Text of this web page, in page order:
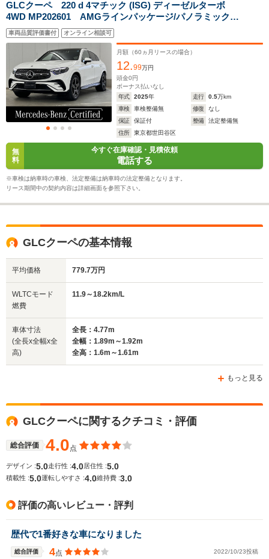
駆動方式 4WD 4WD
GLCクーペ 220 d 4マチック (ISG) ディーゼルターボ
4WD MP202601 AMGラインパッケージ/パノラミックス
ライディングルーフ/360度カメラ/運転席・助手席シート
ヒーター/アンビエントライト64色/MBUXARナビゲーシ
ョンシステム/ドライブレコーダー/デジタルコックピット
ディスプレイ
車両品質評価書付 オンライン相談可
月額（60 ヵ月リースの場合）
12.99万円
頭金0円
ボーナス払いなし
年式
2025年 走行 0.5万km
車検
車検整備無 修復
なし
保証
保証付 整備
法定整備無
住所
東京都世田谷区
無
料
今すぐ在庫確認・見積依頼
電話する
※車検は納車時の車検、法定整備は納車時の法定整備となります。
リース期間中の契約内容は詳細画面を参照下さい。
GLCクーペの基本情報
平均価格 779.7万円
WLTCモード
燃費
11.9～18.2km/L
車体寸法
(全長x全幅x全
高)
全長：4.77m
全幅：1.89m～1.92m
全高：1.6m～1.61m
もっと見る
GLCクーペに関するクチコミ・評価
総合評価 4.0点
デザイン :5.0走行性 :4.0居住性 :5.0
積載性 :5.0運転しやすさ :4.0維持費 :3.0
評価の高いレビュー・評判
歴代で1番好きな車になりました
総合評価 4点 2022/10/23投稿